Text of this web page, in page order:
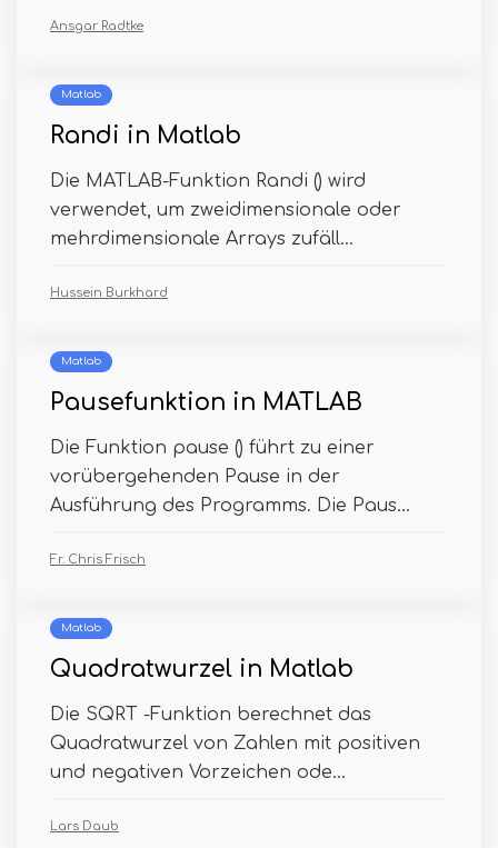
Ansgar Radtke
Matlab
Randi in Matlab
Die MATLAB-Funktion Randi () wird
verwendet, um zweidimensionale oder
mehrdimensionale Arrays zufäll...
Hussein Burkhard
Matlab
Pausefunktion in MATLAB
Die Funktion pause () führt zu einer
vorübergehenden Pause in der
Ausführung des Programms. Die Paus...
Fr. Chris Frisch
Matlab
Quadratwurzel in Matlab
Die SQRT -Funktion berechnet das
Quadratwurzel von Zahlen mit positiven
und negativen Vorzeichen ode...
Lars Daub